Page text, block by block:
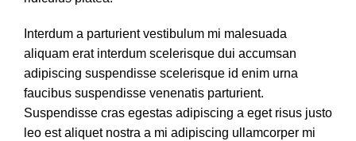
Interdum a parturient vestibulum mi malesuada
aliquam erat interdum scelerisque dui accumsan
adipiscing suspendisse scelerisque id enim urna
faucibus suspendisse venenatis parturient.
Suspendisse cras egestas adipiscing a eget risus justo
leo est aliquet nostra a mi adipiscing ullamcorper mi